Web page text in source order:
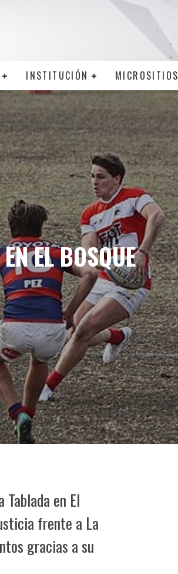
INSTITUCIÓN MICROSITIOS
EL BOSQUE
en El
frente a La
gracias a su